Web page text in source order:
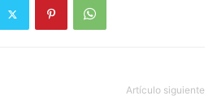
Artículo siguiente